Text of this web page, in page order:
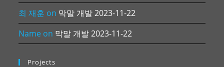
최 재훈 on 막말 개발 2023-11-22
Name on 막말 개발 2023-11-22
Projects